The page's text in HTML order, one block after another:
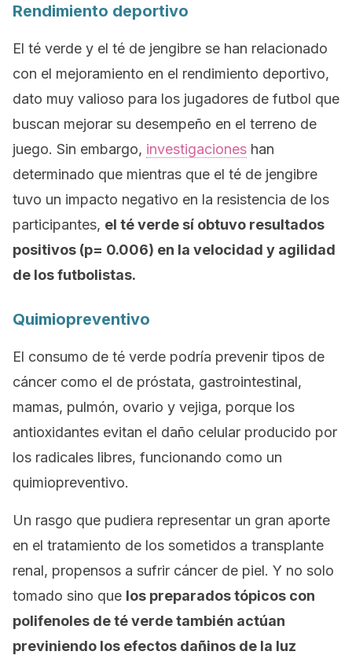
Rendimiento deportivo
El té verde y el té de jengibre se han relacionado
con el mejoramiento en el rendimiento deportivo,
dato muy valioso para los jugadores de futbol que
buscan mejorar su desempeño en el terreno de
juego. Sin embargo, investigaciones han
determinado que mientras que el té de jengibre
tuvo un impacto negativo en la resistencia de los
participantes, el té verde sí obtuvo resultados
positivos (p= 0.006) en la velocidad y agilidad
de los futbolistas.
Quimiopreventivo
El consumo de té verde podría prevenir tipos de
cáncer como el de próstata, gastrointestinal,
mamas, pulmón, ovario y vejiga, porque los
antioxidantes evitan el daño celular producido por
los radicales libres, funcionando como un
quimiopreventivo.
Un rasgo que pudiera representar un gran aporte
en el tratamiento de los sometidos a transplante
renal, propensos a sufrir cáncer de piel. Y no solo
tomado sino que los preparados tópicos con
polifenoles de té verde también actúan
previniendo los efectos dañinos de la luz